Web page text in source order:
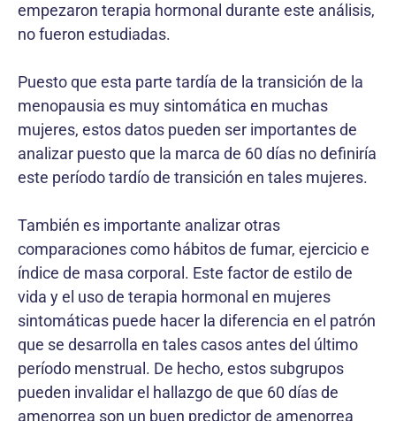
empezaron terapia hormonal durante este análisis,
no fueron estudiadas.
Puesto que esta parte tardía de la transición de la
menopausia es muy sintomática en muchas
mujeres, estos datos pueden ser importantes de
analizar puesto que la marca de 60 días no definiría
este período tardío de transición en tales mujeres.
También es importante analizar otras
comparaciones como hábitos de fumar, ejercicio e
índice de masa corporal. Este factor de estilo de
vida y el uso de terapia hormonal en mujeres
sintomáticas puede hacer la diferencia en el patrón
que se desarrolla en tales casos antes del último
período menstrual. De hecho, estos subgrupos
pueden invalidar el hallazgo de que 60 días de
amenorrea son un buen predictor de amenorrea